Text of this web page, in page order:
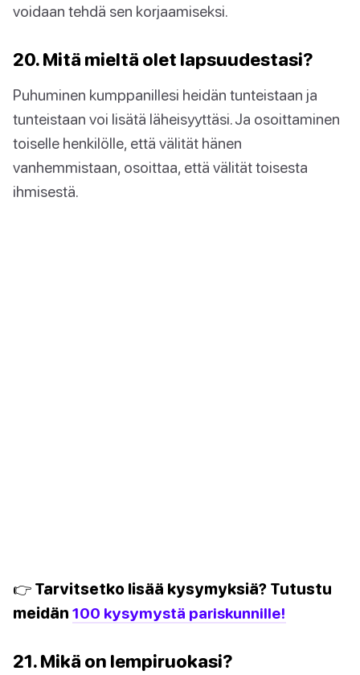
voidaan tehdä sen korjaamiseksi.
20. Mitä mieltä olet lapsuudestasi?
Puhuminen kumppanillesi heidän tunteistaan ja
tunteistaan voi lisätä läheisyyttäsi. Ja osoittaminen
toiselle henkilölle, että välität hänen
vanhemmistaan, osoittaa, että välität toisesta
ihmisestä.
👉 Tarvitsetko lisää kysymyksiä? Tutustu
meidän 100 kysymystä pariskunnille!
21. Mikä on lempiruokasi?